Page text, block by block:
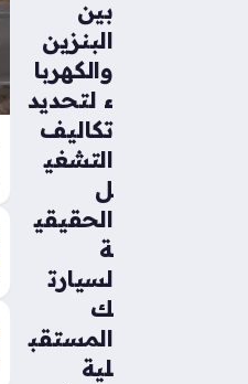
بين
البنزين
والكهربا
ء لتحديد
تكاليف
التشغي
ل
الحقيقي
ة
لسيارت
ك
المستقب
لية